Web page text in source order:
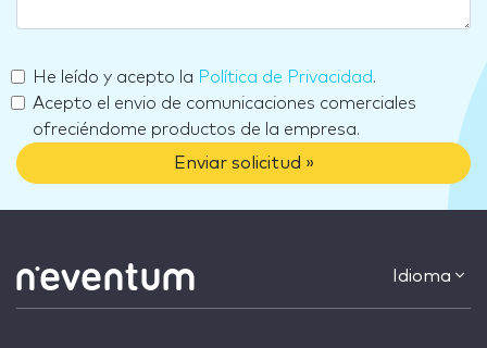
He leído y acepto la Política de Privacidad.
Acepto el envio de comunicaciones comerciales
ofreciéndome productos de la empresa.
Enviar solicitud »
Idioma